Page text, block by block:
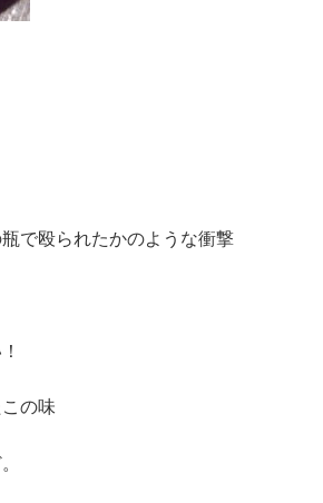
で殴られたかのような衝撃
の味